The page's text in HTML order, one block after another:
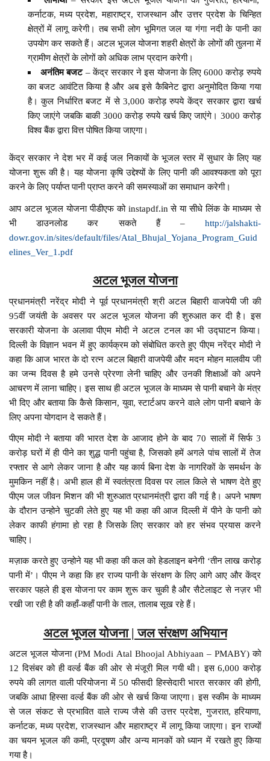
कर्नाटक, मध्य प्रदेश, महाराष्ट्र, राजस्थान और उत्तर प्रदेश के चिन्हित
क्षेत्रों में लागू करेगी। तब सभी लोग भूमिगत जल या गंगा नदी के पानी का
उपयोग कर सकते हैं। अटल भूजल योजना शहरी क्षेत्रों के लोगों की तुलना में
ग्रामीण क्षेत्रों के लोगों को अधिक लाभ प्रदान करेगी।
अनंतिम बजट– केंद्र सरकार ने इस योजना के लिए 6000 करोड़ रुपये
का बजट आवंटित किया है और अब इसे कैबिनेट द्वारा अनुमोदित किया गया
है। कुल निर्धारित बजट में से 3,000 करोड़ रुपये केंद्र सरकार द्वारा खर्च
किए जाएंगे जबकि बाकी 3000 करोड़ रुपये खर्च किए जाएंगे। 3000 करोड़
विश्व बैंक द्वारा वित्त पोषित किया जाएगा।
केंद्र सरकार ने देश भर में कई जल निकायों के भूजल स्तर में सुधार के लिए यह
योजना शुरू की है। यह योजना कृषि उद्देश्यों के लिए पानी की आवश्यकता को पूरा
करने के लिए पर्याप्त पानी प्राप्त करने की समस्याओं का समाधान करेगी।
आप अटल भूजल योजना पीडीएफ को instapdf.in से या सीधे लिंक के माध्यम से
भी डाउनलोड कर सकते हैं – http://jalshakti-
dowr.gov.in/sites/default/files/Atal_Bhujal_Yojana_Program_Guid
elines_Ver_1.pdf
अटल भूजल योजना
प्रधानमंत्री नरेंद्र मोदी ने पूर्व प्रधानमंत्री श्री अटल बिहारी वाजपेयी जी की
95वीं जयंती के अवसर पर अटल भूजल योजना की शुरुआत कर दी है। इस
सरकारी योजना के अलावा पीएम मोदी ने अटल टनल का भी उद्घाटन किया।
दिल्ली के विज्ञान भवन में हुए कार्यक्रम को संबोधित करते हुए पीएम नरेंद्र मोदी ने
कहा कि आज भारत के दो रत्न अटल बिहारी वाजपेयी और मदन मोहन मालवीय जी
का जन्म दिवस है हमे उनसे प्रेरणा लेनी चाहिए और उनकी शिक्षाओं को अपने
आचरण में लाना चाहिए। इस साथ ही अटल भूजल के माध्यम से पानी बचाने के मंत्र
भी दिए और बताया कि कैसे किसान, युवा, स्टार्टअप करने वाले लोग पानी बचाने के
लिए अपना योगदान दे सकते हैं।
पीएम मोदी ने बताया की भारत देश के आजाद होने के बाद 70 सालों में सिर्फ 3
करोड़ घरों में ही पीने का शुद्ध पानी पहुंचा है, जिसको हमें अगले पांच सालों में तेज
रफ्तार से आगे लेकर जाना है और यह कार्य बिना देश के नागरिकों के समर्थन के
मुमकिन नहीं है। अभी हाल ही में स्वतंत्रता दिवस पर लाल किले से भाषण देते हुए
पीएम जल जीवन मिशन की भी शुरुआत प्रधानमंत्री द्वारा की गई है। अपने भाषण
के दौरान उन्होने चुटकी लेते हुए यह भी कहा की आज दिल्ली में पीने के पानी को
लेकर काफी हंगामा हो रहा है जिसके लिए सरकार को हर संभव प्रयास करने
चाहिए।
मज़ाक करते हुए उन्होने यह भी कहा की कल को हेडलाइन बनेगी ‘तीन लाख करोड़
पानी में’। पीएम ने कहा कि हर राज्य पानी के संरक्षण के लिए आगे आए और केंद्र
सरकार पहले ही इस योजना पर काम शुरू कर चुकी है और सैटेलाइट से नज़र भी
रखी जा रही है की कहाँ-कहाँ पानी के ताल, तालाब सूख रहे हैं।
अटल भूजल योजना | जल संरक्षण अभियान
अटल भूजल योजना (PM Modi Atal Bhoojal Abhiyaan – PMABY) को
12 दिसंबर को ही वर्ल्ड बैंक की ओर से मंजूरी मिल गयी थी। इस 6,000 करोड़
रुपये की लागत वाली परियोजना में 50 फीसदी हिस्सेदारी भारत सरकार की होगी,
जबकि आधा हिस्सा वर्ल्ड बैंक की ओर से खर्च किया जाएगा। इस स्कीम के माध्यम
से जल संकट से प्रभावित वाले राज्य जैसे की उत्तर प्रदेश, गुजरात, हरियाणा,
कर्नाटक, मध्य प्रदेश, राजस्थान और महाराष्ट्र में लागू किया जाएगा। इन राज्यों
का चयन भूजल की कमी, प्रदूषण और अन्य मानकों को ध्यान में रखते हुए किया
गया है।